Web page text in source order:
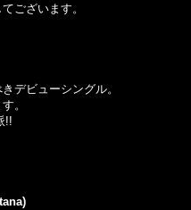
ございます。
デビューシングル。
。
!!